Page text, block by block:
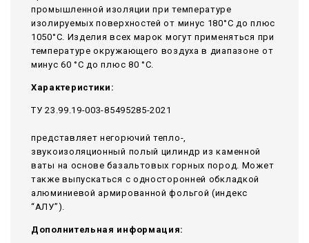
промышленной изоляции при температуре
изолируемых поверхностей от минус 180°С до плюс
1050°С. Изделия всех марок могут применяться при
температуре окружающего воздуха в диапазоне от
минус 60 °С до плюс 80 °С.
Характеристики:
ТУ 23.99.19-003-85495285-2021
представляет негорючий тепло-,
звукоизоляционный полый цилиндр из каменной
ваты на основе базальтовых горных пород. Может
также выпускаться с односторонней обкладкой
алюминиевой армированной фольгой (индекс
“АЛУ”).
Дополнительная информация: